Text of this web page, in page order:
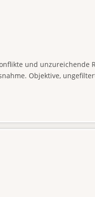
und unzureichende
Objektive,